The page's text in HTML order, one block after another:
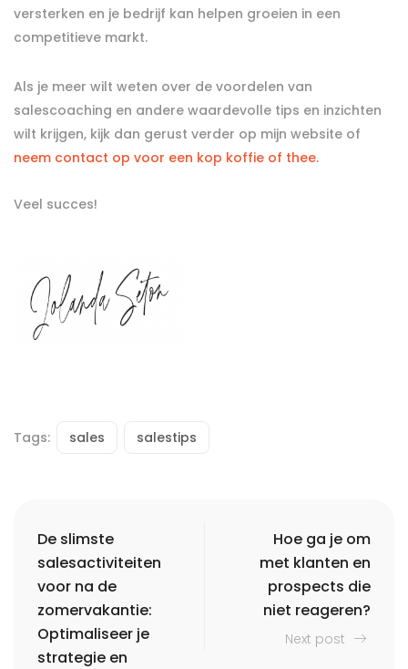
versterken en je bedrijf kan helpen groeien in een
competitieve markt.
Als je meer wilt weten over de voordelen van
salescoaching en andere waardevolle tips en inzichten
wilt krijgen, kijk dan gerust verder op mijn website of
neem contact op voor een kop koffie of thee.
Veel succes!
Tags: sales salestips
De slimste
salesactiviteiten
voor na de
zomervakantie:
Optimaliseer je
strategie en
Hoe ga je om
met klanten en
prospects die
niet reageren?
Next post